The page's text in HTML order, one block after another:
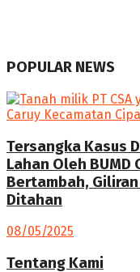
POPULAR NEWS
Tersangka Kasus
Lahan Oleh BUMD
Bertambah,
Ditahan
08/05/2025
Tentang Kami